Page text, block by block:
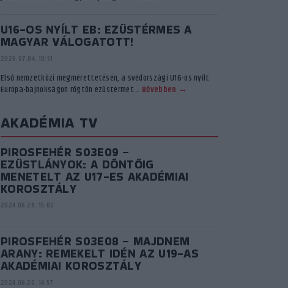
U16-OS NYÍLT EB: EZÜSTÉRMES A
MAGYAR VÁLOGATOTT!
2026.07.04. 10:51
Első nemzetközi megmérettetésén, a svédországi U16-os nyílt
Európa-bajnokságon rögtön ezüstérmet... Bővebben →
AKADÉMIA TV
PIROSFEHÉR S03E09 –
EZÜSTLÁNYOK: A DÖNTŐIG
MENETELT AZ U17-ES AKADÉMIAI
KOROSZTÁLY
2024.06.28. 15:02
PIROSFEHÉR S03E08 – MAJDNEM
ARANY: REMEKELT IDÉN AZ U19-AS
AKADÉMIAI KOROSZTÁLY
2024.06.20. 14:57